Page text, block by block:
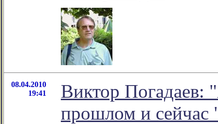
08.04.2010
19:41
Виктор Погадаев:
прошлом и сейчас